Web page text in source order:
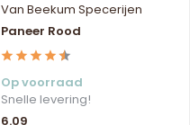
Van Beekum Specerijen
Paneer Rood
Op voorraad
Snelle levering!
6.09